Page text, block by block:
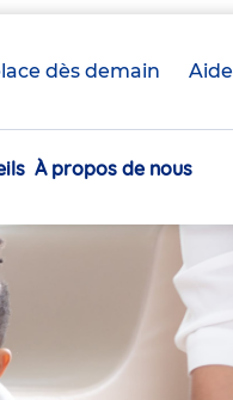
dès demain Aide
À propos de nous